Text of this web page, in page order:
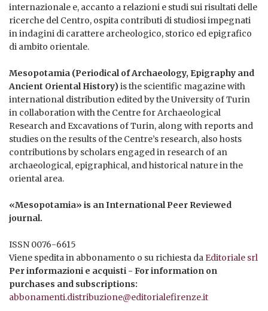
internazionale e, accanto a relazioni e studi sui risultati delle
ricerche del Centro, ospita contributi di studiosi impegnati
in indagini di carattere archeologico, storico ed epigrafico
di ambito orientale.
Mesopotamia (Periodical of Archaeology, Epigraphy and
Ancient Oriental History)is the scientific magazine with
international distribution edited by the University of Turin
in collaboration with the Centre for Archaeological
Research and Excavations of Turin, along with reports and
studies on the results of the Centre’s research, also hosts
contributions by scholars engaged in research of an
archaeological, epigraphical, and historical nature in the
oriental area.
«Mesopotamia» is an International Peer Reviewed
journal.
ISSN 0076-6615
Viene spedita in abbonamento o su richiesta da Editoriale srl
Per informazioni e acquisti - For information on
purchases and subscriptions:
abbonamenti.distribuzione@editorialefirenze.it